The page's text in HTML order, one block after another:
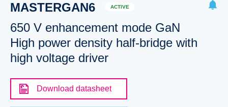
Pleaselog into show your saved searches.
MASTERGAN6 ACTIVE
650 V enhancement mode GaN
High power density half-bridge with
high voltage driver
Download datasheet